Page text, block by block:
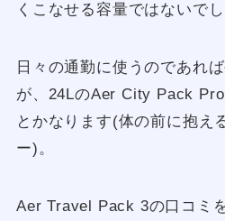
くこなせる容量ではないでし
日々の通勤に使うのであれ
が、24LのAer City Pack
とかなります(体の前に抱え
ー)。
Aer Travel Pack 3の口コミ